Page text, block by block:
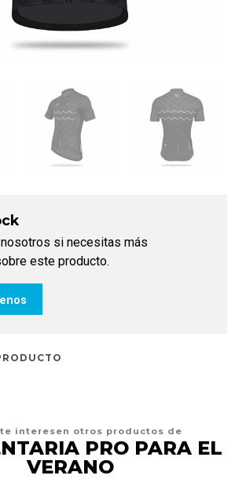
si necesitas más
este producto.
interesen otros productos de
PRO PARA EL
VERANO